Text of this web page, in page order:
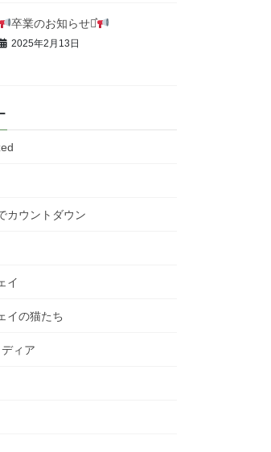
卒業のお知らせ⋆͛
2025年2月13日
カウントダウン
イ
イの猫たち
ィア